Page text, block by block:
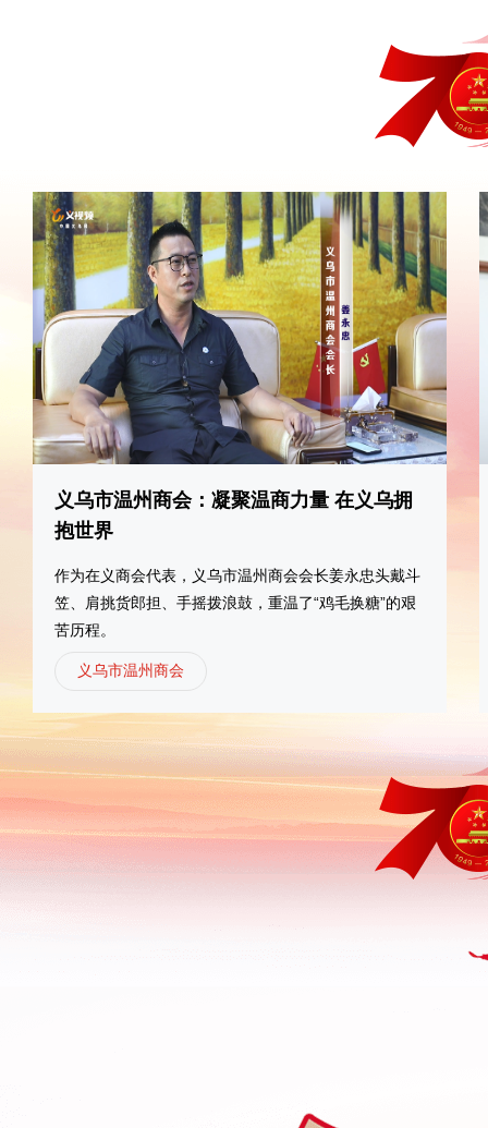
义乌市温州商会：凝聚温商力量 在义乌拥
抱世界
作为在义商会代表，义乌市温州商会会长姜永忠头戴斗
笠、肩挑货郎担、手摇拨浪鼓，重温了“鸡毛换糖”的艰
苦历程。
义乌市温州商会